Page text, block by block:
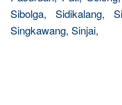
Sibolga, Sidikalang,
Singkawang, Sinjai,